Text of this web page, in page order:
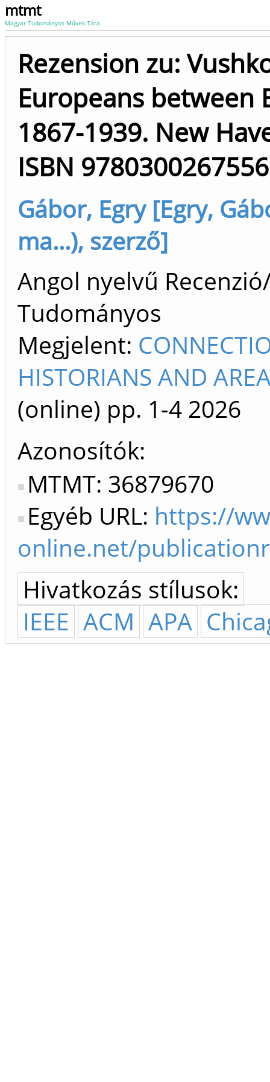
mtmt
Magyar Tudományos Művek Tára
Rezension zu:
Europeans between
1867-1939. New
ISBN 9780300267556
Gábor, Egry [Egry,
ma...), szerző]
Angol nyelvű
Tudományos
Megjelent:
HISTORIANS AND
(online) pp. 1-4 2026
Azonosítók
MTMT: 36879670
Egyéb URL: https://
online.net/
Hivatkozás stílusok:
IEEE ACM APA